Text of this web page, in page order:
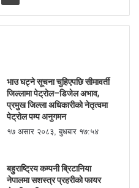
भाउ घट्ने सूचना चुहिएपछि सीमावर्ती
जिल्लामा पेट्रोल–डिजेल अभाव,
प्रमुख जिल्ला अधिकारीको नेतृत्वमा
पेट्रोल पम्प अनुगमन
१७ असार २०८३, बुधबार १७:५४
बहुराष्ट्रिय कम्पनी ब्रिटानिया
नेपालमा सशस्त्र प्रहरीको फायर